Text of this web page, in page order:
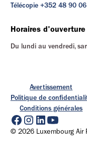
Télécopie +352 48 90
Horaires d'ouverture
Du lundi au vendredi,
© 2026 Luxembourg Air
Avertissement
Politique de
Conditions générales